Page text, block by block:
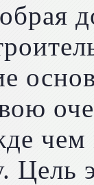
Цель